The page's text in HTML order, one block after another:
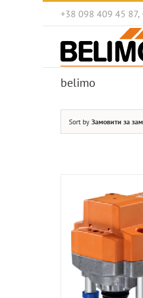
+38 098 409 45
belimo
Sort by Замовити за